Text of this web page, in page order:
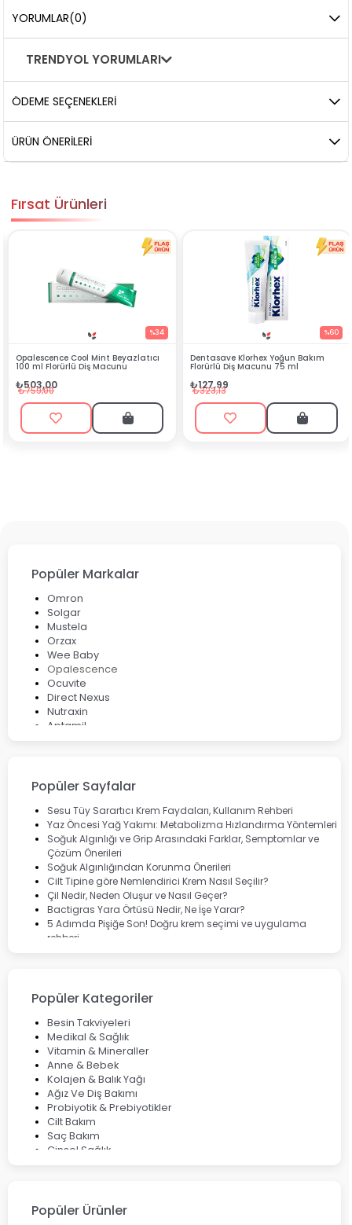
YORUMLAR(0)
TRENDYOL YORUMLARI
ÖDEME SEÇENEKLERI
ÜRÜN ÖNERILERI
Fırsat Ürünleri
Mint Beyazlatıcı
Macunu
Dentasave Klorhex Yoğun Bakım
Florürlü Diş Macunu 75 ml
Black Berry
Popüler Markalar
Omron
Solgar
Mustela
Orzax
Wee Baby
Opalescence
Ocuvite
Direct Nexus
Nutraxin
Aptamil
Lansinoh
Cebrolux
Dermoskin
Marvis
Rcfarma
Popüler Sayfalar
Sesu Tüy Sarartıcı Krem Faydaları, Kullanım Rehberi
Yaz Öncesi Yağ Yakımı: Metabolizma Hızlandırma Yöntemleri
Soğuk Algınlığı ve Grip Arasındaki Farklar, Semptomlar ve
Çözüm Önerileri
Soğuk Algınlığından Korunma Önerileri
Cilt Tipine göre Nemlendirici Krem Nasıl Seçilir?
Çil Nedir, Neden Oluşur ve Nasıl Geçer?
Bactigras Yara Örtüsü Nedir, Ne İşe Yarar?
5 Adımda Pişiğe Son! Doğru krem seçimi ve uygulama
rehberi
Çözüm Yolları
Bocavirüs Enfeksiyonu Hakkında Bilmeniz Gerekenler
Deep Flex Topraklama Matı Nedir? Detaylı Rehber
Mumiyo Nedir? Faydaları ve Kullanım Alanları Nelerdir?
Popüler Kategoriler
Besin Takviyeleri
Medikal & Sağlık
Vitamin & Mineraller
Anne & Bebek
Kolajen & Balık Yağı
Ağız Ve Diş Bakımı
Probiyotik & Prebiyotikler
Cilt Bakım
Saç Bakım
Cinsel Sağlık
Popüler Ürünler